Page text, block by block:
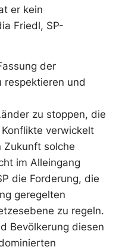
er kein
Friedl, SP-
der
respektieren und
zu stoppen, die
verwickelt
Zukunft solche
im Alleingang
die Forderung, die
geregelten
zu regeln.
Bevölkerung diesen